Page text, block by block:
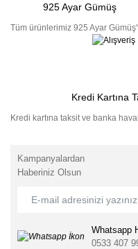
925 Ayar Gümüş
Tüm ürünlerimiz 925 Ayar
Kredi Kartına
Kredi kartına taksit ve banka
Kampanyalardan
Haberiniz Olsun
Whatsapp
0533 407